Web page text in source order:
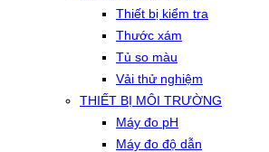
Thiết bị kiểm tra
Thước xám
Tủ so màu
Vải thử nghiệm
THIẾT BỊ MÔI TRƯỜNG
Máy đo pH
Máy đo độ dẫn